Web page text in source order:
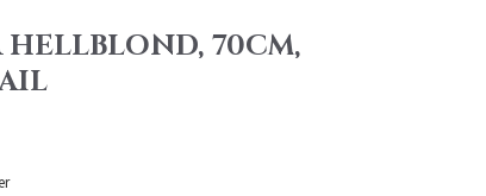
HELLBLOND, 70CM,